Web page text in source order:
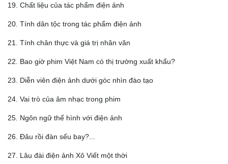
19. Chất liệu của tác phẩm điện ảnh
20. Tính dân tộc trong tác phẩm điện ảnh
21. Tính chân thực và giá trị nhân văn
22. Bao giờ phim Việt Nam có thị trường xuất khẩu?
23. Diễn viên điện ảnh dưới góc nhìn đào tạo
24. Vai trò của âm nhạc trong phim
25. Ngôn ngữ thể hình với điện ảnh
26. Đâu rồi đàn sếu bay?...
27. Lâu đài điện ảnh Xô Viết một thời